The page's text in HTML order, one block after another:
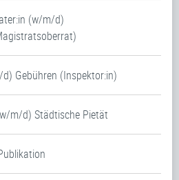
(w/m/d)
Gebühren (Inspektor:in)
m/d) Städtische Pietät